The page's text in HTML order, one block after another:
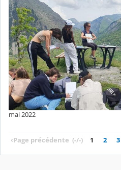
mai 2022
‹Page précédente (-/-) 1 2 3